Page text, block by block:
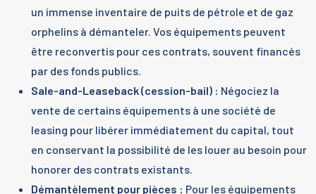
un immense inventaire de puits de pétrole et de gaz
orphelins à démanteler. Vos équipements peuvent
être reconvertis pour ces contrats, souvent financés
par des fonds publics.
Sale-and-Leaseback (cession-bail) : Négociez la
vente de certains équipements à une société de
leasing pour libérer immédiatement du capital, tout
en conservant la possibilité de les louer au besoin pour
honorer des contrats existants.
Démantèlement pour pièces : Pour les équipements